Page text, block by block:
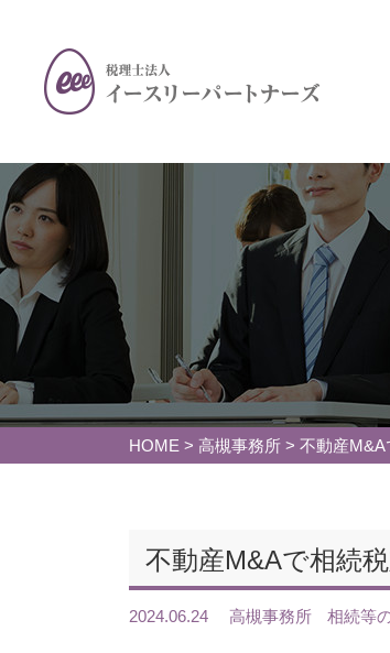
HOME > 高槻事務所 > 不動産
不動産M&Aで相続
2024.06.24 高槻事務所 相続等